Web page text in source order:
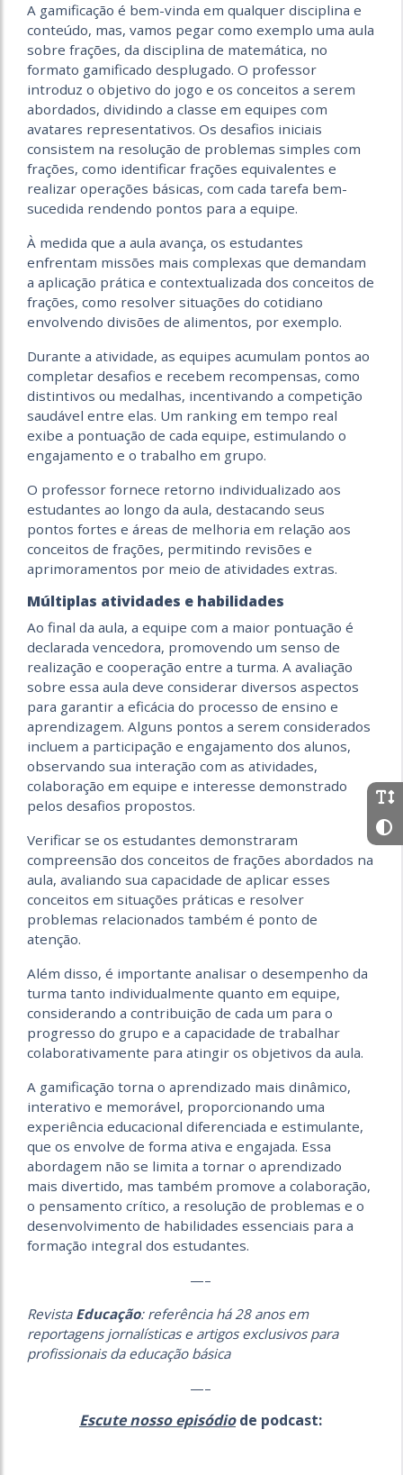
A gamificação é bem-vinda em qualquer disciplina e
conteúdo, mas, vamos pegar como exemplo uma aula
sobre frações, da disciplina de matemática, no
formato gamificado desplugado. O professor
introduz o objetivo do jogo e os conceitos a serem
abordados, dividindo a classe em equipes com
avatares representativos. Os desafios iniciais
consistem na resolução de problemas simples com
frações, como identificar frações equivalentes e
realizar operações básicas, com cada tarefa bem-
sucedida rendendo pontos para a equipe.
À medida que a aula avança, os estudantes
enfrentam missões mais complexas que demandam
a aplicação prática e contextualizada dos conceitos de
frações, como resolver situações do cotidiano
envolvendo divisões de alimentos, por exemplo.
Durante a atividade, as equipes acumulam pontos ao
completar desafios e recebem recompensas, como
distintivos ou medalhas, incentivando a competição
saudável entre elas. Um ranking em tempo real
exibe a pontuação de cada equipe, estimulando o
engajamento e o trabalho em grupo.
O professor fornece retorno individualizado aos
estudantes ao longo da aula, destacando seus
pontos fortes e áreas de melhoria em relação aos
conceitos de frações, permitindo revisões e
aprimoramentos por meio de atividades extras.
Múltiplas atividades e habilidades
Ao final da aula, a equipe com a maior pontuação é
declarada vencedora, promovendo um senso de
realização e cooperação entre a turma. A avaliação
sobre essa aula deve considerar diversos aspectos
para garantir a eficácia do processo de ensino e
aprendizagem. Alguns pontos a serem considerados
incluem a participação e engajamento dos alunos,
observando sua interação com as atividades,
colaboração em equipe e interesse demonstrado
pelos desafios propostos.
Verificar se os estudantes demonstraram
compreensão dos conceitos de frações abordados na
aula, avaliando sua capacidade de aplicar esses
conceitos em situações práticas e resolver
problemas relacionados também é ponto de
atenção.
Além disso, é importante analisar o desempenho da
turma tanto individualmente quanto em equipe,
considerando a contribuição de cada um para o
progresso do grupo e a capacidade de trabalhar
colaborativamente para atingir os objetivos da aula.
A gamificação torna o aprendizado mais dinâmico,
interativo e memorável, proporcionando uma
experiência educacional diferenciada e estimulante,
que os envolve de forma ativa e engajada. Essa
abordagem não se limita a tornar o aprendizado
mais divertido, mas também promove a colaboração,
o pensamento crítico, a resolução de problemas e o
desenvolvimento de habilidades essenciais para a
formação integral dos estudantes.
—–
Revista Educação: referência há 28 anos em
reportagens jornalísticas e artigos exclusivos para
profissionais da educação básica
—–
Escute nosso episódiode podcast: